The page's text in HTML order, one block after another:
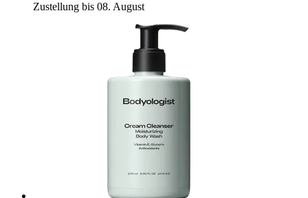
Zustellung bis 08. August